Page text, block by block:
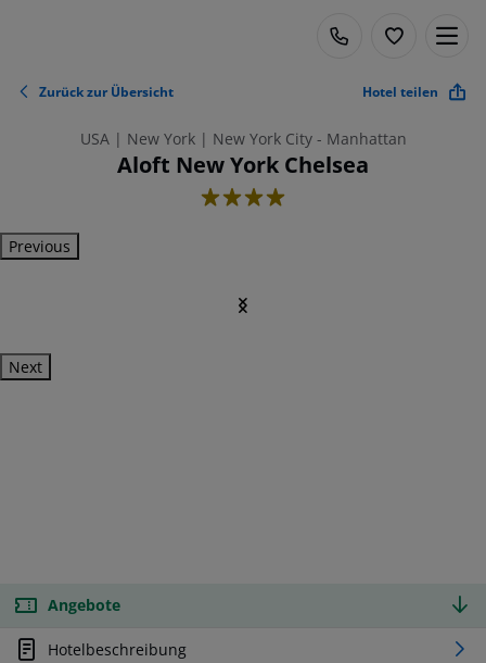
Zurück zur Übersicht Hotel teilen
USA | New York | New York City - Manhattan
Aloft New York Chelsea
4
Previous
Next
Angebote
Hotelbeschreibung